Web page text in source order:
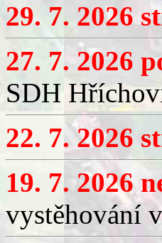
29. 7. 2026
27. 7. 2026
SDH
22. 7. 2026
19. 7. 2026
vystěhování